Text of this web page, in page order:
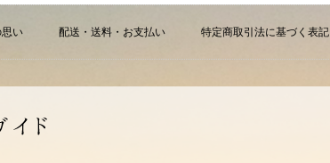
い 配送・送料・お支払い 特定商取引法に基づく表記